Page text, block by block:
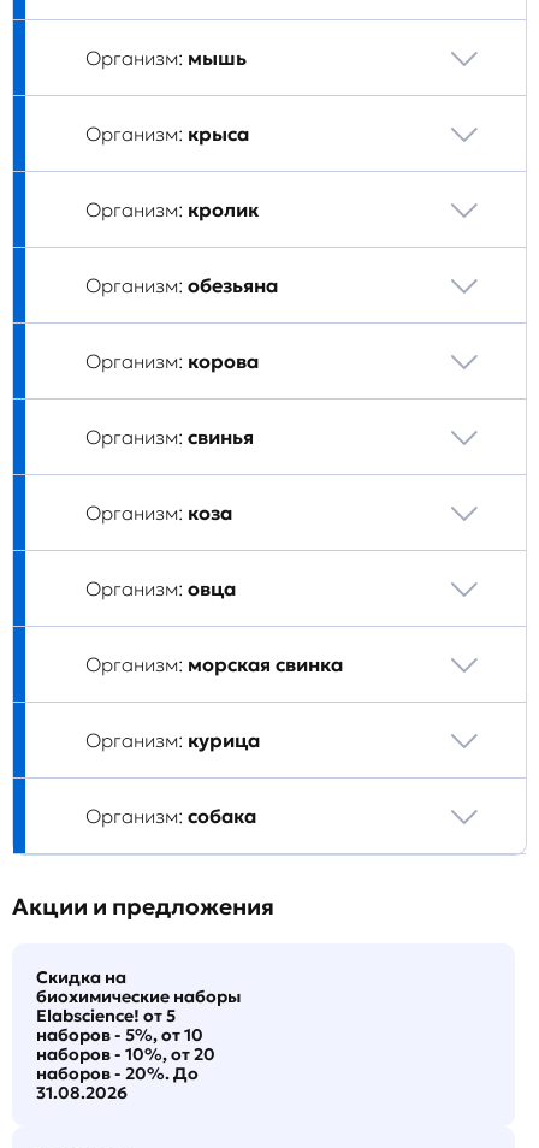
Организм: мышь
Организм: крыса
Организм: кролик
Организм: обезьяна
Организм: корова
Организм: свинья
Организм: коза
Организм: овца
Организм: морская свинка
Организм: курица
Организм: собака
Акции и предложения
Скидка на
биохимические наборы
Elabscience! от 5
наборов - 5%, от 10
наборов - 10%, от 20
наборов - 20%. До
31.08.2026